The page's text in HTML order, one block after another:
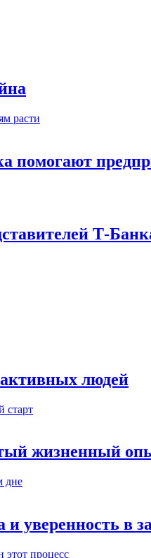
Т-
людей
жизненный
уверенность в